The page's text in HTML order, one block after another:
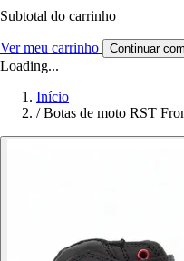
Subtotal do carrinho
Ver meu carrinho Continuar
Loading...
Início
/ Botas de moto RST